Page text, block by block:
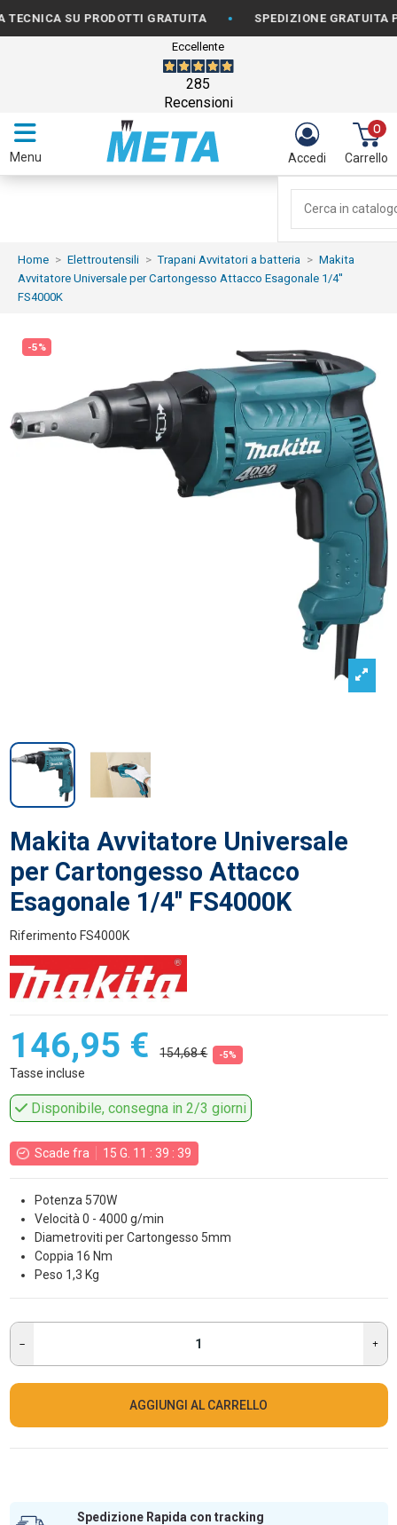
SU PRODOTTI GRATUITA • SPEDIZIONE GRATUITA PER
Eccellente
285
Recensioni
Menu Accedi
0
Carrello
Home Elettroutensili Trapani Avvitatori a batteria
Makita
Avvitatore Universale per Cartongesso Attacco Esagonale 1/4''
FS4000K
-5%
Makita Avvitatore Universale
per Cartongesso Attacco
Esagonale 1/4'' FS4000K
Riferimento FS4000K
146,95 € 154,68 € -5%
Tasse incluse
Disponibile, consegna in 2/3 giorni
Scade fra 15 G. 11 : 39 : 39
Potenza 570W
Velocità 0 - 4000 g/min
Diametroviti per Cartongesso 5mm
Coppia 16 Nm
Peso 1,3 Kg
AGGIUNGI AL CARRELLO
Spedizione Rapida con tracking